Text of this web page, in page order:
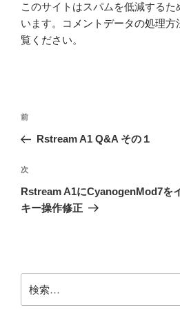
このサイトはスパムを低減するた
います。
コメントデータの処理
覧ください。
投
ナ
ビ
ゲ
ー
前
の
稿
前
Rstream A1 Q&A その１
次
の
投
次
Rstream A1にCyanogenMod7を
キー操作修正
索: